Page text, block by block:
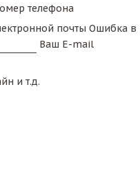
телефона
почты Ошибка в
Ваш E-mail
и т.д.